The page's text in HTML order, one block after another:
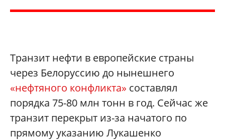
Транзит нефти в европейские страны
через Белоруссию до нынешнего
«нефтяного конфликта» составлял
порядка 75-80 млн тонн в год. Сейчас же
транзит перекрыт из-за начатого по
прямому указанию Лукашенко